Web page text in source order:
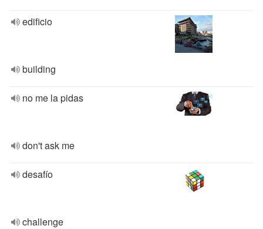
edificio
building
no me la pidas
don't ask me
desafío
challenge